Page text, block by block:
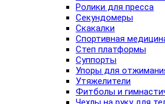
Ролики для пресса
Секундомеры
Скакалки
Спортивная
Степ платформы
Суппорты
Упоры для
Утяжелители
Фитболы и